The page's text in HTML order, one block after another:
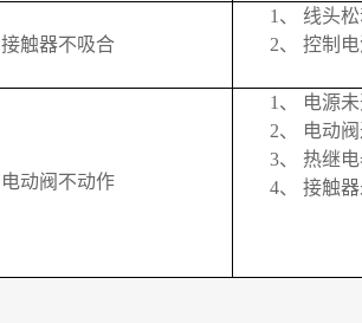
接触器不吸合
1、 线头
2、 控制
电动阀不动作
1、
电源
2、
电动
3、 热继
4、 接触